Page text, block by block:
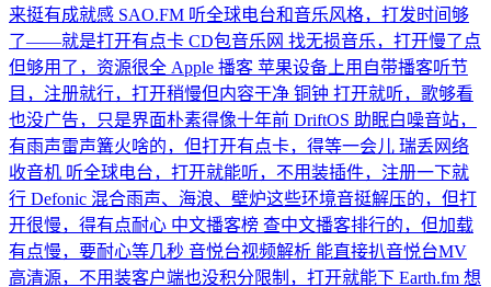
来挺有成就感 SAO.FM 听全球电台和音乐风格，打发时间够
了——就是打开有点卡 CD包音乐网 找无损音乐，打开慢了点
但够用了，资源很全 Apple 播客 苹果设备上用自带播客听节
目，注册就行，打开稍慢但内容干净 铜钟 打开就听，歌够看
也没广告，只是界面朴素得像十年前 DriftOS 助眠白噪音站，
有雨声雷声篝火啥的，但打开有点卡，得等一会儿 瑞丢网络
收音机 听全球电台，打开就能听，不用装插件，注册一下就
行 Defonic 混合雨声、海浪、壁炉这些环境音挺解压的，但打
开很慢，得有点耐心 中文播客榜 查中文播客排行的，但加载
有点慢，要耐心等几秒 音悦台视频解析 能直接扒音悦台MV
高清源，不用装客户端也没积分限制，打开就能下 Earth.fm 想